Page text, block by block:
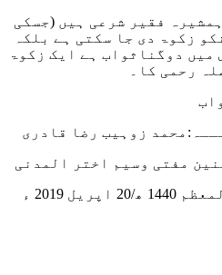
فقیر شرعی ہیں (جسکی
زکوۃ دی جا سکتی ہے بلکہ
میں دوگناثواب ہے ایک زکوۃ
رحمی کا۔
زوہیب رضا قادری
مفتی وسیم اختر المدنی